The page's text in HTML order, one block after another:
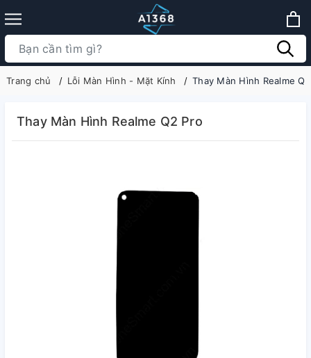
Trang chủ Lỗi Màn Hình - Mặt Kính Thay Màn Hình Realme
Thay Màn Hình Realme Q2 Pro